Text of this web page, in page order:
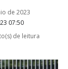
07:50
de 2023
de leitura